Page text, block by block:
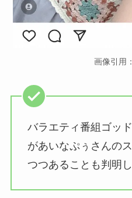
画像引用
バラエティ番組ゴッ
があいなぷぅさんの
つつあることも判明